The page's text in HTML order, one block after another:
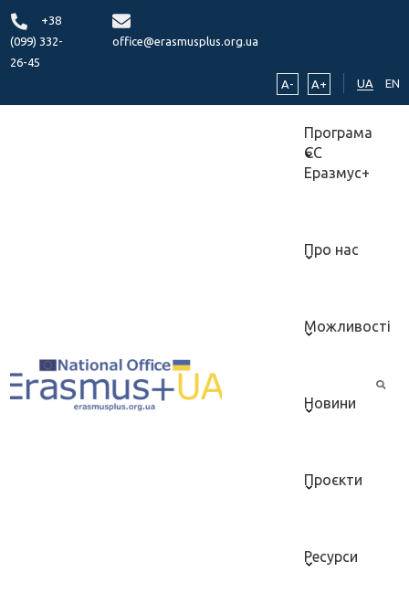
+38
(099) 332-
26-45
office@erasmusplus.org.ua
A- A+ UA EN
Програма
ЄС
Еразмус+
Про нас
Можливості
Новини
Проєкти
Ресурси